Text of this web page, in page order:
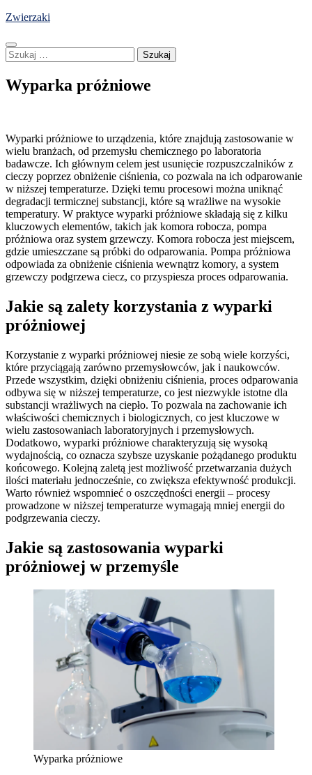
Skip
content
Zwierzaki
Szukaj:
Wyparka próżniowe
Wyparki próżniowe to urządzenia, które znajdują zastosowanie w
wielu branżach, od przemysłu chemicznego po laboratoria
badawcze. Ich głównym celem jest usunięcie rozpuszczalników z
cieczy poprzez obniżenie ciśnienia, co pozwala na ich odparowanie
w niższej temperaturze. Dzięki temu procesowi można uniknąć
degradacji termicznej substancji, które są wrażliwe na wysokie
temperatury. W praktyce wyparki próżniowe składają się z kilku
kluczowych elementów, takich jak komora robocza, pompa
próżniowa oraz system grzewczy. Komora robocza jest miejscem,
gdzie umieszczane są próbki do odparowania. Pompa próżniowa
odpowiada za obniżenie ciśnienia wewnątrz komory, a system
grzewczy podgrzewa ciecz, co przyspiesza proces odparowania.
Jakie są zalety korzystania z wyparki
próżniowej
Korzystanie z wyparki próżniowej niesie ze sobą wiele korzyści,
które przyciągają zarówno przemysłowców, jak i naukowców.
Przede wszystkim, dzięki obniżeniu ciśnienia, proces odparowania
odbywa się w niższej temperaturze, co jest niezwykle istotne dla
substancji wrażliwych na ciepło. To pozwala na zachowanie ich
właściwości chemicznych i biologicznych, co jest kluczowe w
wielu zastosowaniach laboratoryjnych i przemysłowych.
Dodatkowo, wyparki próżniowe charakteryzują się wysoką
wydajnością, co oznacza szybsze uzyskanie pożądanego produktu
końcowego. Kolejną zaletą jest możliwość przetwarzania dużych
ilości materiału jednocześnie, co zwiększa efektywność produkcji.
Warto również wspomnieć o oszczędności energii – procesy
prowadzone w niższej temperaturze wymagają mniej energii do
podgrzewania cieczy.
Jakie są zastosowania wyparki
próżniowej w przemyśle
Wyparka próżniowe